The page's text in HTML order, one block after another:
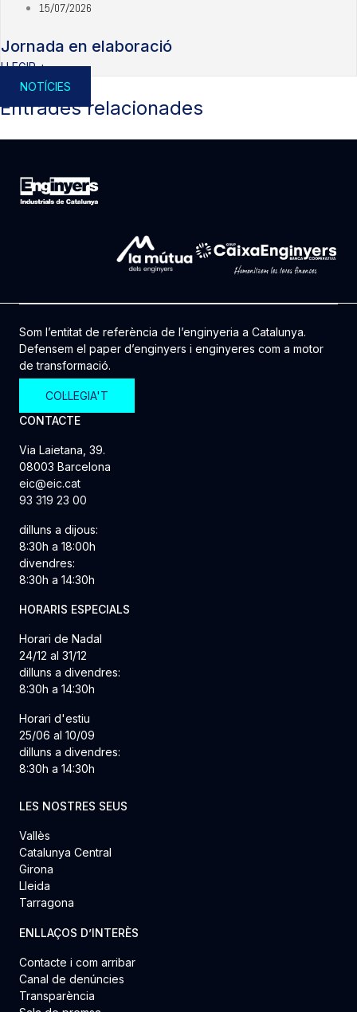
15/07/2026
Jornada en elaboració
LLEGIR +
NOTÍCIES
Entrades relacionades
Som l’entitat de referència de l’enginyeria a Catalunya.
Defensem el paper d’enginyers i enginyeres com a motor
de transformació.
COL·LEGIA'T
CONTACTE
Via Laietana, 39.
08003 Barcelona
eic@eic.cat
93 319 23 00
dilluns a dijous:
8:30h a 18:00h
divendres:
8:30h a 14:30h
HORARIS ESPECIALS
Horari de Nadal
24/12 al 31/12
dilluns a divendres:
8:30h a 14:30h
Horari d'estiu
25/06 al 10/09
dilluns a divendres:
8:30h a 14:30h
LES NOSTRES SEUS
Vallès
Catalunya Central
Girona
Lleida
Tarragona
ENLLAÇOS D’INTERÈS
Contacte i com arribar
Canal de denúncies
Transparència